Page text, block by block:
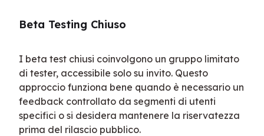
Beta Testing Chiuso
I beta test chiusi coinvolgono un gruppo limitato
di tester, accessibile solo su invito. Questo
approccio funziona bene quando è necessario un
feedback controllato da segmenti di utenti
specifici o si desidera mantenere la riservatezza
prima del rilascio pubblico.